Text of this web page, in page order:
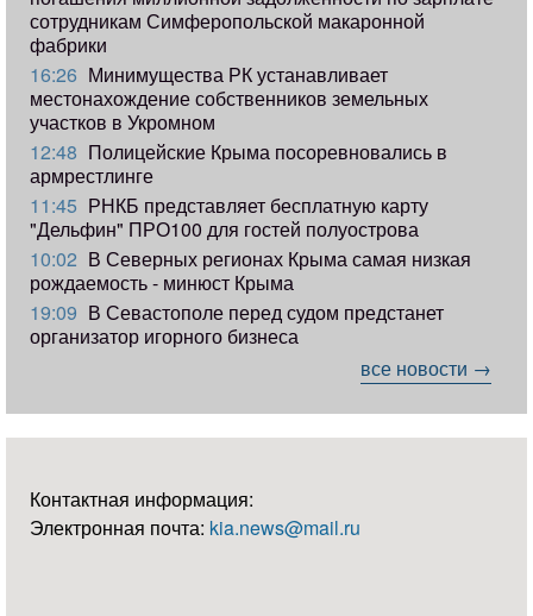
сотрудникам Симферопольской макаронной
фабрики
16:26 Минимущества РК устанавливает
местонахождение собственников земельных
участков в Укромном
12:48 Полицейские Крыма посоревновались в
армрестлинге
11:45 РНКБ представляет бесплатную карту
"Дельфин" ПРО100 для гостей полуострова
10:02 В Северных регионах Крыма самая низкая
рождаемость - минюст Крыма
19:09 В Севастополе перед судом предстанет
организатор игорного бизнеса
все новости →
Контактная информация:
Электронная почта: kia.news@mail.ru